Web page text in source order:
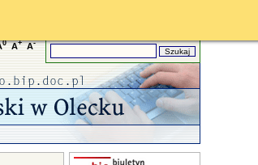
0 A+ A-